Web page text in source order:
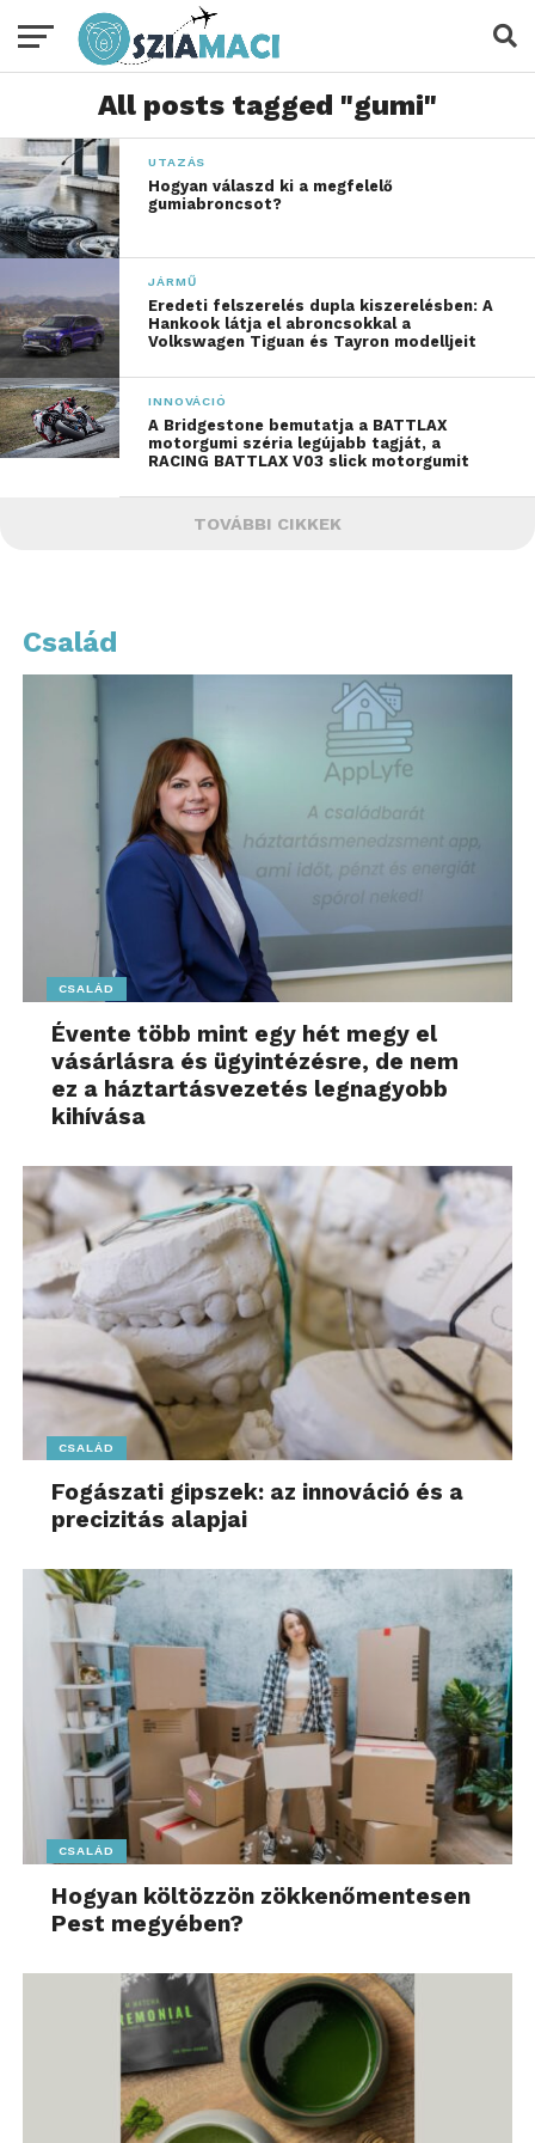
All posts tagged "gumi"
UTAZÁS
Hogyan válaszd ki a megfelelő
gumiabroncsot?
JÁRMŰ
Eredeti felszerelés dupla kiszerelésben: A
Hankook látja el abroncsokkal a
Volkswagen Tiguan és Tayron modelljeit
INNOVÁCIÓ
A Bridgestone bemutatja a BATTLAX
motorgumi széria legújabb tagját, a
RACING BATTLAX V03 slick motorgumit
TOVÁBBI CIKKEK
Család
CSALÁD
Évente több mint egy hét megy el
vásárlásra és ügyintézésre, de nem
ez a háztartásvezetés legnagyobb
kihívása
CSALÁD
Fogászati gipszek: az innováció és a
precizitás alapjai
CSALÁD
Hogyan költözzön zökkenőmentesen
Pest megyében?